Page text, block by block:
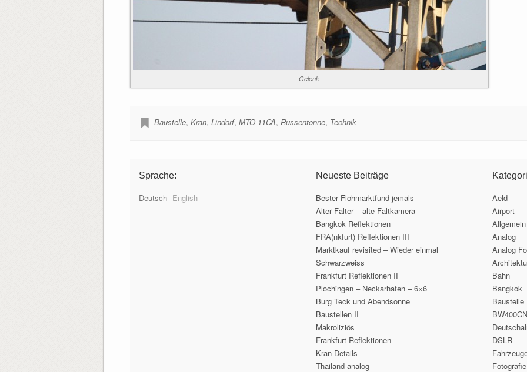
Gelenk
Baustelle, Kran, Lindorf, MTO 11CA, Russentonne, Technik
Sprache:
Deutsch English
Neueste Beiträge
Bester Flohmarktfund jemals
Alter Falter – alte Faltkamera
Bangkok Reflektionen
FRA(nkfurt) Reflektionen III
Marktkauf revisited – Wieder einmal
Schwarzweiss
Frankfurt Reflektionen II
Plochingen – Neckarhafen – 6×6
Burg Teck und Abendsonne
Baustellen II
Makroliziös
Frankfurt Reflektionen
Kran Details
Thailand analog
Aeld
Airport
Allgemein
Analog
Analog
Bahn
Bangkok
Baustelle
DSLR
Fotografie